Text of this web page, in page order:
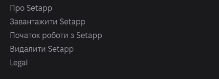
Про Setapp
Завантажити Setapp
Початок роботи з Setapp
Видалити Setapp
Legal